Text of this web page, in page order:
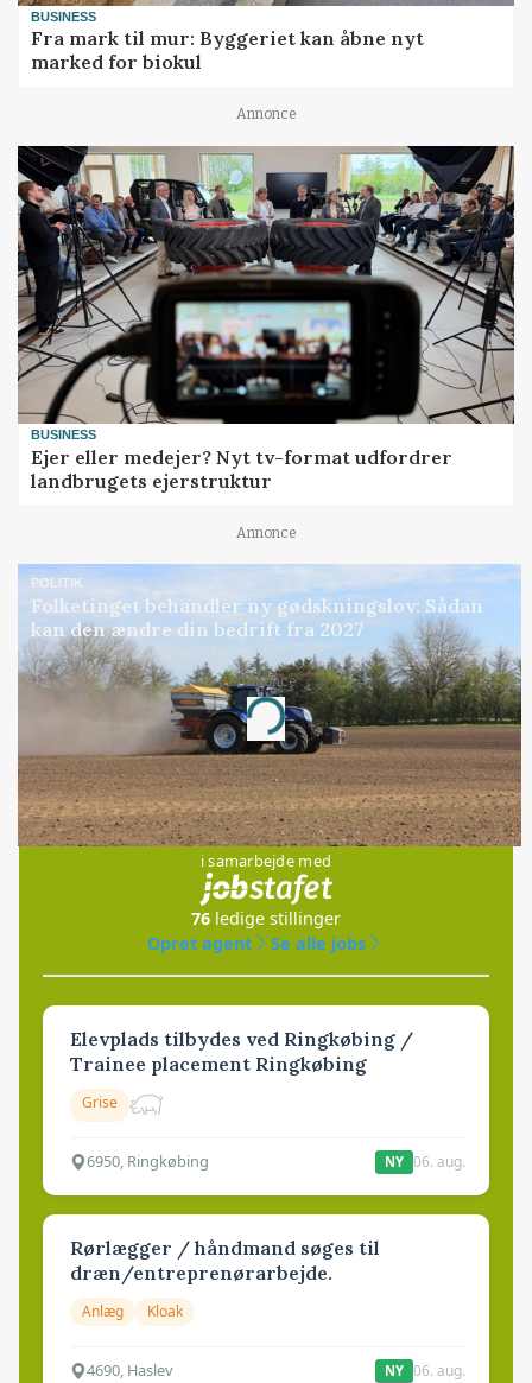
BUSINESS
Fra mark til mur: Byggeriet kan åbne nyt
marked for biokul
Annonce
BUSINESS
Ejer eller medejer? Nyt tv-format udfordrer
landbrugets ejerstruktur
Annonce
POLITIK
Folketinget behandler ny gødskningslov: Sådan
kan den ændre din bedrift fra 2027
Annonce
Loading...
Jobs
i samarbejde med
76 ledige stillinger
Opret agent
Se alle jobs
Elevplads tilbydes ved Ringkøbing /
Trainee placement Ringkøbing
Grise
6950, Ringkøbing NY 06. aug.
Rørlægger / håndmand søges til
dræn/entreprenørarbejde.
Anlæg Kloak
4690, Haslev NY 06. aug.